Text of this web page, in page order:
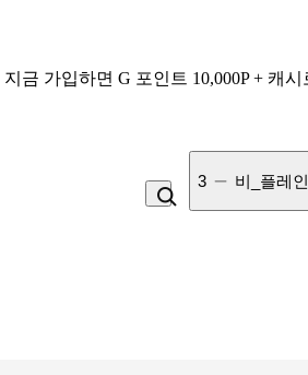
지금 가입하면 G 포인트 10,000P + 캐
4 잡곡밥